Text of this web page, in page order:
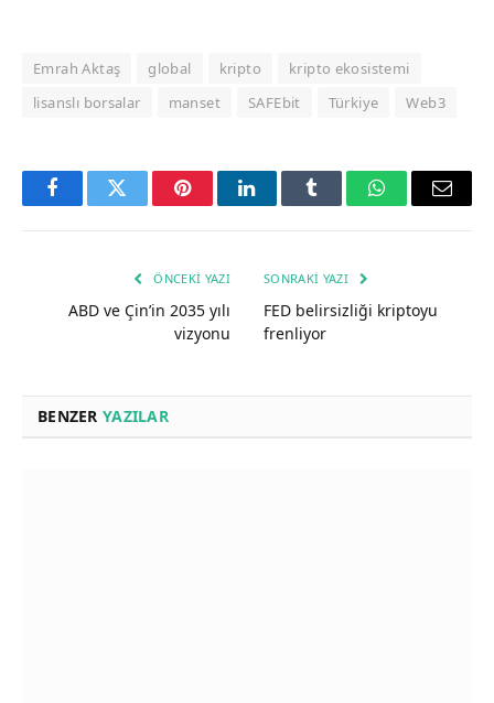
Emrah Aktaş global kripto
kripto ekosistemi
lisanslı borsalar
manset SAFEbit Türkiye Web3
FacebookTwitter PinterestLinkedInTumblr WhatsAppEmail
ÖNCEKI YAZI
ABD ve Çin’in 2035 yılı
vizyonu
SONRAKI YAZI
FED belirsizliği kriptoyu
frenliyor
BENZER YAZILAR